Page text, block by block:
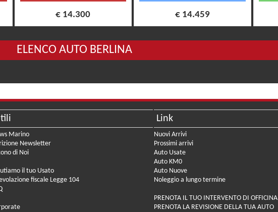
€ 14.300 € 14.459
ELENCO AUTO BERLINA
Marino
Newsletter
di Noi
il tuo Usato
fiscale Legge 104
Link
Nuovi Arrivi
Prossimi arrivi
Auto Usate
Auto KM0
Auto Nuove
Noleggio a lungo termine
PRENOTA IL TUO INTERVENTO DI OFFICINA
PRENOTA LA REVISIONE DELLA TUA AUTO